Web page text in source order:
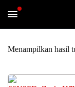
Menampilkan hasil